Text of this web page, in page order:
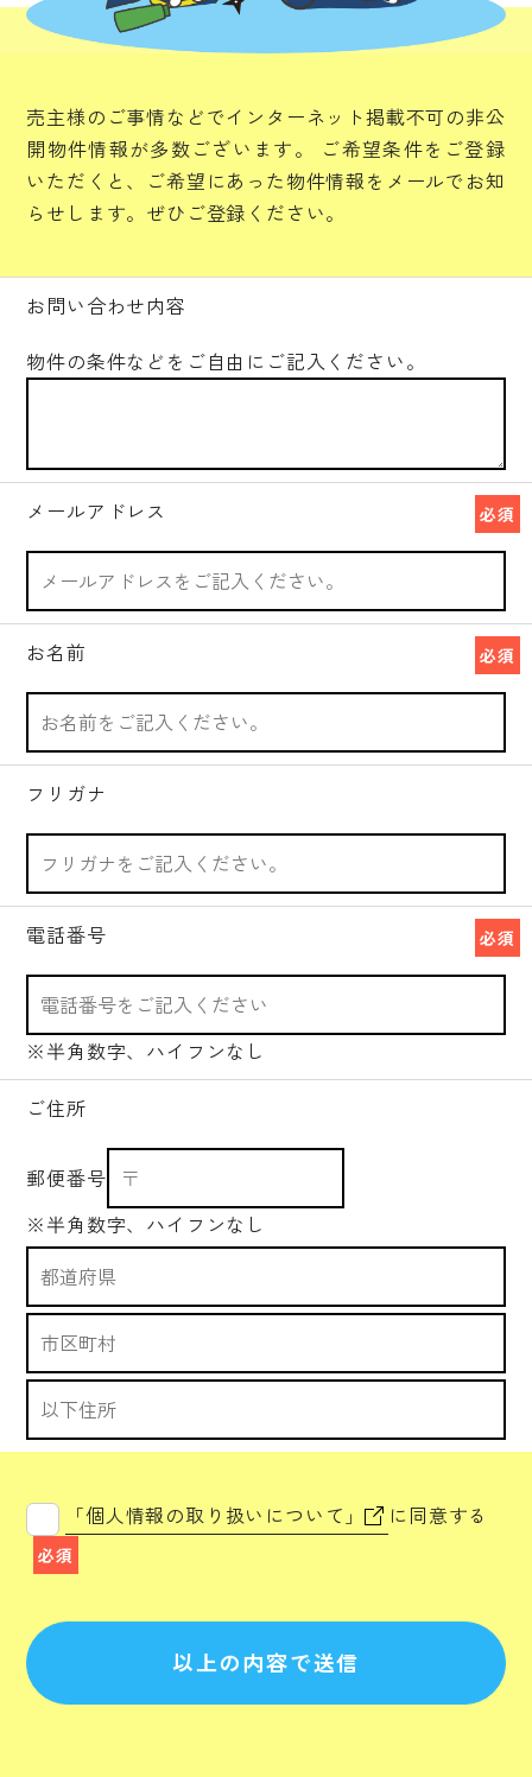
売主様のご事情などでインターネット掲載不可の非公
開物件情報が多数ございます。
ご希望条件をご登録
いただくと、ご希望にあった物件情報をメールでお知
らせします。ぜひご登録ください。
お問い合わせ内容
物件の条件などをご自由にご記入ください。
メールアドレス 必須
お名前 必須
フリガナ
電話番号 必須
※半角数字、ハイフンなし
ご住所
郵便番号
※半角数字、ハイフンなし
「個人情報の取り扱いについて」 に同意する
必須
以上の内容で送信